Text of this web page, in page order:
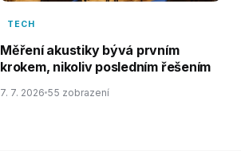
TECH
Měření akustiky bývá prvním
krokem, nikoliv posledním řešením
7. 7. 2026 55 zobrazení